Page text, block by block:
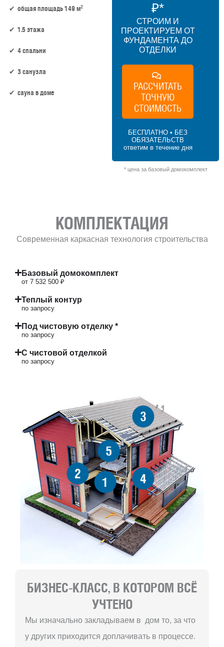
общая площадь 149 м2
1.5 этажа
4 спальни
3 санузла
сауна в доме
₽*
СТРОИМ И
ПРОЕКТИРУЕМ ОТ
ФУНДАМЕНТА ДО
ОТДЕЛКИ
РАССЧИТАТЬ
ТОЧНУЮ
СТОИМОСТЬ
БЕСПЛАТНО • БЕЗ
ОБЯЗАТЕЛЬСТВ
ответим в течение дня
* цена за базовый домокомплект
КОМПЛЕКТАЦИЯ
Современная каркасная технология строительства
Базовый домокомплект
от 7 532 500 ₽
Теплый контур
по запросу
Под чистовую отделку *
по запросу
С чистовой отделкой
по запросу
1
2
3
4
5
БИЗНЕС-КЛАСС, В КОТОРОМ ВСЁ
УЧТЕНО
Мы изначально закладываем в дом то, за что
у других приходится доплачивать в процессе.